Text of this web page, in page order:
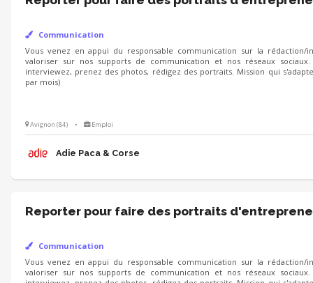
Communication
Vous venez en appui du responsable communication sur la
valoriser sur nos supports de communication et nos réseaux
interviewez, prenez des photos, rédigez des portraits. Mission qui
par mois)
Avignon (84) • Emploi
Adie Paca & Corse
Reporter pour faire des portraits
Communication
Vous venez en appui du responsable communication sur la
valoriser sur nos supports de communication et nos réseaux